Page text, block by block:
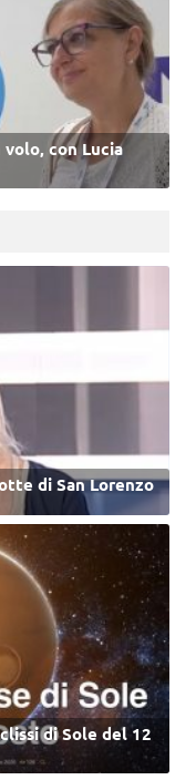
con Lucia
di San Lorenzo
di Sole del 12